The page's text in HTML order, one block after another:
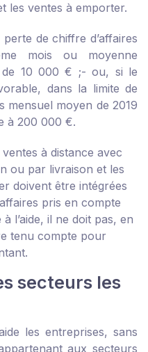
les ventes à emporter.
de chiffre d’affaires
mois ou moyenne
10 000 € ;- ou, si le
dans la limite de
mensuel moyen de 2019
à 200 000 €.
ventes à distance avec
ou par livraison et les
doivent être intégrées
pris en compte
l’aide, il ne doit pas, en
tenu compte pour
secteurs les
les entreprises, sans
aux secteurs